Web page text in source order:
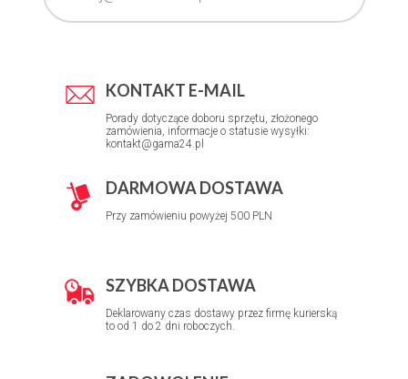
KONTAKT E-MAIL
Porady dotyczące doboru sprzętu, złożonego
zamówienia, informacje o statusie wysyłki:
kontakt@gama24.pl
DARMOWA DOSTAWA
Przy zamówieniu powyżej 500 PLN
SZYBKA DOSTAWA
Deklarowany czas dostawy przez firmę kurierską
to od 1 do 2 dni roboczych.